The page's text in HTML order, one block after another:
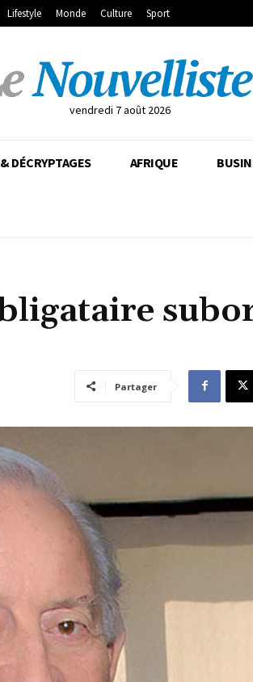
Lifestyle Monde Culture Sport
vendredi 7 août 2026
DÉCRYPTAGES AFRIQUE
Partager